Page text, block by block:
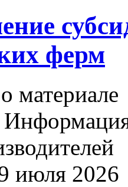
ферм
материале
Информация
июля 2026